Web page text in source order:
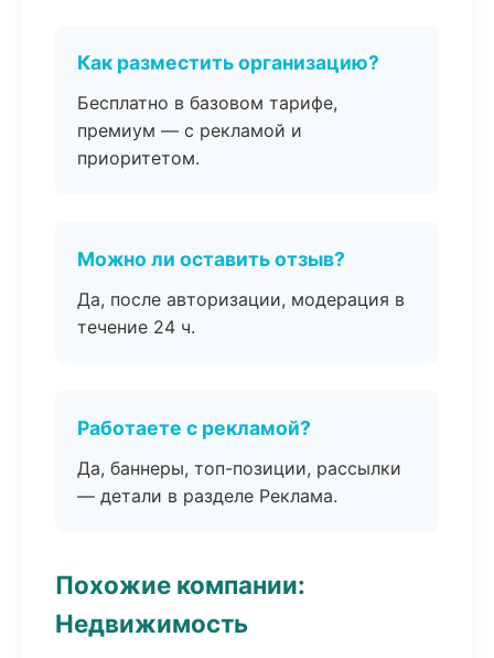
Как разместить организацию?
Бесплатно в базовом тарифе,
премиум — с рекламой и
приоритетом.
Можно ли оставить отзыв?
Да, после авторизации, модерация в
течение 24 ч.
Работаете с рекламой?
Да, баннеры, топ-позиции, рассылки
— детали в разделе Реклама.
Похожие компании:
Недвижимость